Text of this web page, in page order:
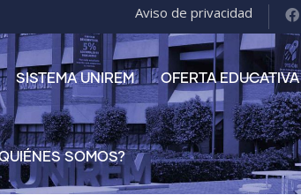
Aviso de privacidad
SISTEMA UNIREM OFERTA EDUCATIVA
SOMOS?